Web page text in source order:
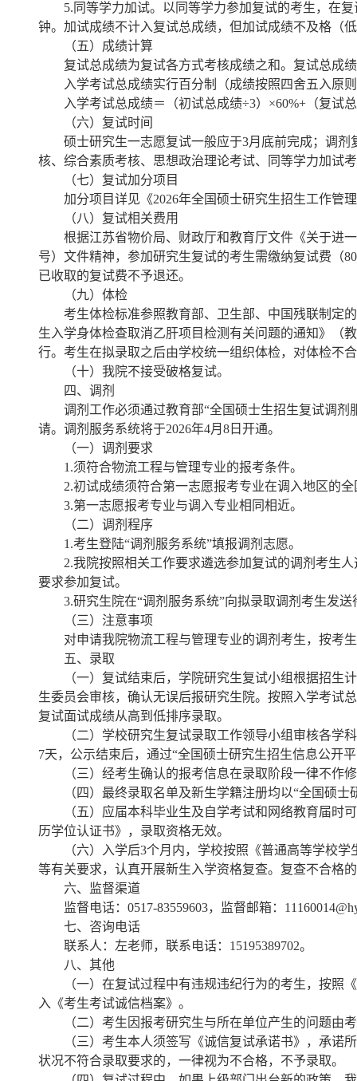
5.同等学力加试。以同等学力参加复试的考生，在
钟。加试成绩不计入复试总成绩，但加试成绩不及格（
（五）成绩计算
复试总成绩为复试各方式考核成绩之和。复试总成
入学考试总成绩实行百分制（成绩按照四舍五入原
入学考试总成绩＝（初试总成绩÷3）×60%+（复试
（六）复试时间
硕士研究生一志愿复试一般应于3月底前完成；调
核、综合素质考核、思想政治理论考试、同等学力加试
（七）复试加分项目
加分项目详见《2026年全国硕士研究生招生工作管
（八）复试相关费用
根据江苏省物价局、财政厅和教育厅文件《关于进
号）文件精神，参加研究生复试的考生需缴纳复试费（
已收取的复试费不予退还。
（九）体检
考生体检标准参照教育部、卫生部、中国残联制定
生入学身体检查取消乙肝项目检测有关问题的通知》（
行。考生在拟录取之后由学校统一组织体检，对体检不
（十）我院不接受破格复试。
四、调剂
调剂工作必须通过教育部“全国硕士生招生复试调剂
请。调剂服务系统将于2026年4月8日开通。
（一）调剂要求
1.须符合物流工程与管理专业的报考条件。
2.初试成绩须符合第一志愿报考专业在调入地区的
3.第一志愿报考专业与调入专业相同相近。
（二）调剂程序
1.考生登陆“调剂服务系统”填报调剂志愿。
2.我院按照相关工作要求遴选参加复试的调剂考生
要求参加复试。
3.研究生院在“调剂服务系统”向拟录取调剂考生发
（三）注意事项
对申请我院物流工程与管理专业的调剂考生，按考
五、录取
（一）复试结束后，学院研究生复试小组根据招
生委员会审核，确认无误后报研究生院。按照入学考试
复试面试成绩从高到低排序录取。
（二）学校研究生复试录取工作领导小组审核各
7天，公示结束后，通过“全国硕士研究生招生信息公开
（三）经考生确认的报考信息在录取阶段一律不作
（四）最终录取名单及新生学籍注册均以“全国硕
（五）应届本科毕业生及自学考试和网络教育届
历学位认证书》，录取资格无效。
（六）入学后3个月内，学校按照《普通高等学校
等有关要求，认真开展新生入学资格复查。复查不合格
六、监督渠道
监督电话：0517-83559603，监督邮箱：
七、咨询电话
联系人：左老师，联系电话：15195389702。
八、其他
（一）在复试过程中有违规违纪行为的考生，按
入《考生考试诚信档案》。
（二）考生因报考研究生与所在单位产生的问题由
（三）考生本人须签写《诚信复试承诺书》，承
状况不符合录取要求的，一律视为不合格，不予录取。